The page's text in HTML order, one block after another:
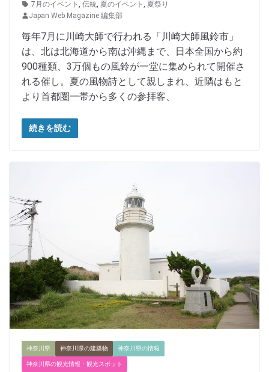
7月のイベント 伝統 夏のイベント
夏祭り
Japan Web Magazine 編集部
毎年7月に川崎大師で行われる「川崎大師風鈴市」
は、北は北海道から南は沖縄まで、日本全国から約
900種類、3万個もの風鈴が一堂に集められて開催さ
れる催し。夏の風物詩として親しまれ、近隣はもと
より首都圏一帯から多くの参拝客、
続きを読む
神奈川県 神奈川県の建築物 神奈川県の情報
神奈川県の観光情報・観光スポット